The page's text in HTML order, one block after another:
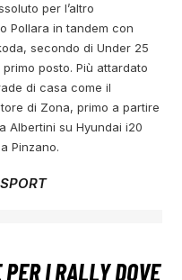
per l’altro
Pollara in tandem con
secondo di Under 25
posto. Più attardato
di casa come il
di Zona, primo a partire
Albertini su Hyundai i20
Pinzano.